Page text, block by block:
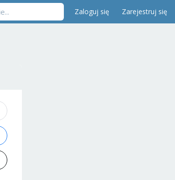
Zaloguj się Zarejestruj się